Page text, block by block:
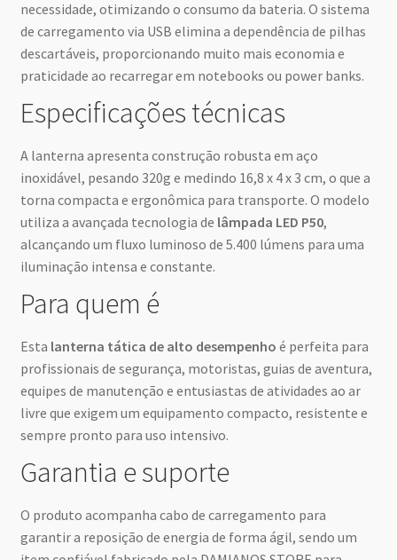
necessidade, otimizando o consumo da bateria. O sistema
de carregamento via USB elimina a dependência de pilhas
descartáveis, proporcionando muito mais economia e
praticidade ao recarregar em notebooks ou power banks.
Especificações técnicas
A lanterna apresenta construção robusta em aço
inoxidável, pesando 320g e medindo 16,8 x 4 x 3 cm, o que a
torna compacta e ergonômica para transporte. O modelo
utiliza a avançada tecnologia de lâmpada LED P50,
alcançando um fluxo luminoso de 5.400 lúmens para uma
iluminação intensa e constante.
Para quem é
Esta lanterna tática de alto desempenho é perfeita para
profissionais de segurança, motoristas, guias de aventura,
equipes de manutenção e entusiastas de atividades ao ar
livre que exigem um equipamento compacto, resistente e
sempre pronto para uso intensivo.
Garantia e suporte
O produto acompanha cabo de carregamento para
garantir a reposição de energia de forma ágil, sendo um